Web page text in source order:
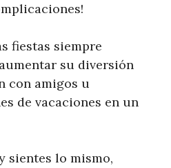
fiestas siempre
su diversión
con amigos u
de vacaciones en un
sientes lo mismo,